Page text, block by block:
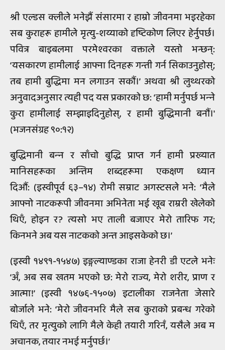
श्री एल्डस क्लीले भनेझैं संसारमा र हाम्रो जीवनमा भइरहेका
सब कुराहरू हामीले मृत्यु-शय्याको दृष्टिकोण लिएर हेर्नुपर्छ।
पवित्र बाइबलमा परमेश्‍वरका वक्ताले यस्तो भन्छन्:
‘यसकारण हामीलाई आफ्ना दिनहरू गन्ती गर्न सिकाउनुहोस्;
तब हामी बुद्धिमा मन लगाउन सकौं।’ अथवा श्री लुथ्थरको
अनुवादअनुसार त्यही पद यस प्रकारको छ: ‘हामी मर्नुपर्छ भन्‍ने
कुरा हामीलाई सम्झाइदिनुहोस्, र हामी बुद्धिमानी बनौं।'
(भजनसंग्रह ९०:१२)
बुद्धिमानी बन्‍न र साँचो बुद्धि प्राप्त गर्न हामी प्रख्यात
मानिसहरूका अन्तिम शब्दहरूमा एकक्षण ध्यान
दिऔं: (इस्वीपूर्व ६३–१४) रोमी सम्राट अगस्टसले भने: ‘मैले
आफ्नो नाटकरूपी जीवनमा अभिनेता भई खूब राम्ररी खेलेको
थिएँ, होइन र? त्यसो भए ताली बजाएर मेरो तारिफ गर;
किनभने अब यस नाटकको अन्त आइसकेको छ।’
(इस्वी १४९१-१५४७) इङ्गल्याण्डका राजा हेनरी डी एटले भनेः
‘अँ, अब सब खतम भएको छ: मेरो राज्य, मेरो शरीर, प्राण र
आत्मा!’ (इस्वी १४७६-१५०७) इटालीका राजनेता जेसारे
बोर्जाले भने: ‘मेरो जीवनभरि मैले सब कुराको प्रबन्ध गरेको
थिएँ, तर मृत्युको लागि मैले केही तयारी गरिनँ, यसैले अब म
अचानक, तयार नभई मर्नुपर्छ।’